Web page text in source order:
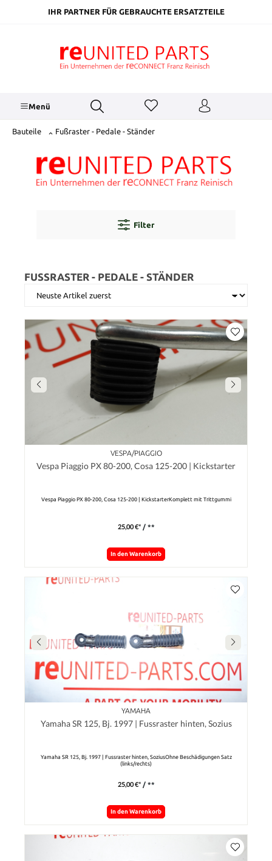
springenIHR PARTNER FÜR GEBRAUCHTE ERSATZTEILE
Menü
Bauteile Fußraster - Pedale - Ständer
Filter
FUSSRASTER - PEDALE - STÄNDER
VESPA/PIAGGIO
Vespa Piaggio PX 80-200, Cosa 125-200 | Kickstarter
Vespa Piaggio PX 80-200, Cosa 125-200 | KickstarterKomplett mit Trittgummi
25,00 €* / **
In den Warenkorb
YAMAHA
Yamaha SR 125, Bj. 1997 | Fussraster hinten, Sozius
Yamaha SR 125, Bj. 1997 | Fussraster hinten, SoziusOhne Beschädigungen Satz
(links/rechts)
25,00 €* / **
In den Warenkorb